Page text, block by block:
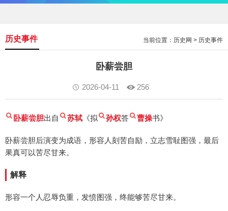
当前位置： 历史网 > 历史事件
历史事件
卧薪尝胆
2026-04-11 256
卧薪尝胆出自 苏轼 《拟 孙权答 曹操书》
卧薪尝胆后演变为成语，形容人刻苦自励，立志雪耻图强，最后
果真可以苦尽甘来。
解释
形容一个人忍辱负重，发愤图强，终能够苦尽甘来。